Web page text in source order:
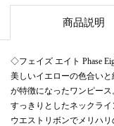
商品説明
◇フェイズ エイト Phase
美しいイエローの色合い
が特徴になったワンピース
すっきりとしたネックライ
ウエストリボンでメリハリ